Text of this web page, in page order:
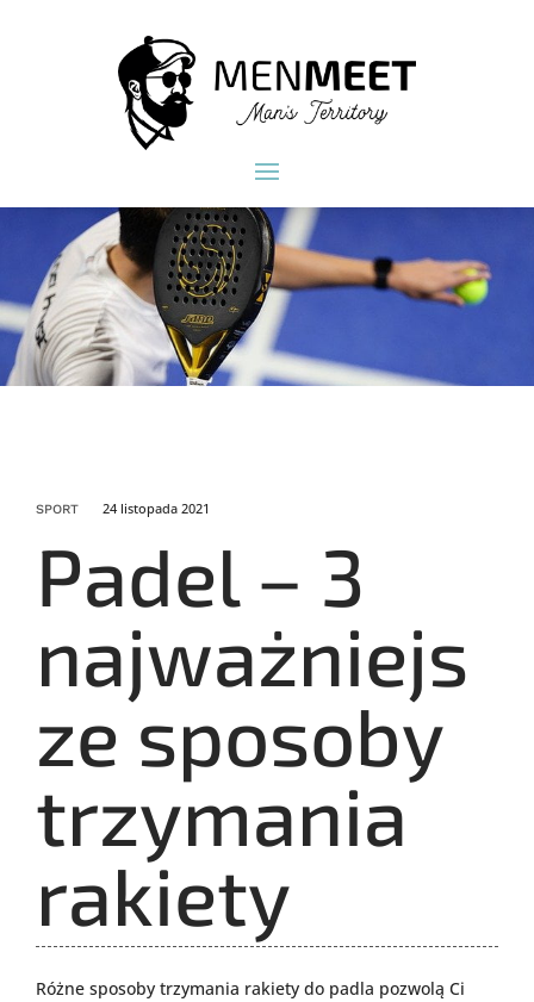
SPORT 24 listopada 2021
Padel – 3
najważniejs
ze sposoby
trzymania
rakiety
Różne sposoby trzymania rakiety do padla pozwolą Ci